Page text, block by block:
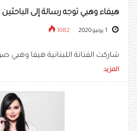
هيفاء وهبي توجه رسالة إلى
1082
شاركت الفنانة اللبنانية ​هيفا
المزيد